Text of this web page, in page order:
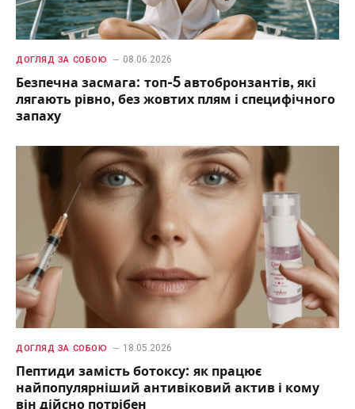
ДОГЛЯД ЗА СОБОЮ 08.06.2026
Безпечна засмага: топ-5 автобронзантів, які
лягають рівно, без жовтих плям і специфічного
запаху
ДОГЛЯД ЗА СОБОЮ 18.05.2026
Пептиди замість ботоксу: як працює
найпопулярніший антивіковий актив і кому
він дійсно потрібен